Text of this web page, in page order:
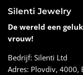
Silenti Jewelry
De wereld een
vrouw!
Bedrijf: Silenti Ltd
Adres: Plovdiv, 4000,